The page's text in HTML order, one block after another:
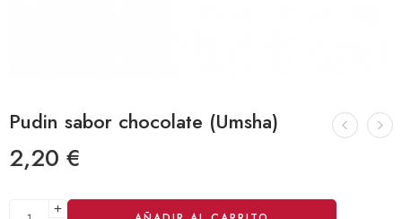
Pudin sabor chocolate (Umsha)
2,20 €
Alternative: